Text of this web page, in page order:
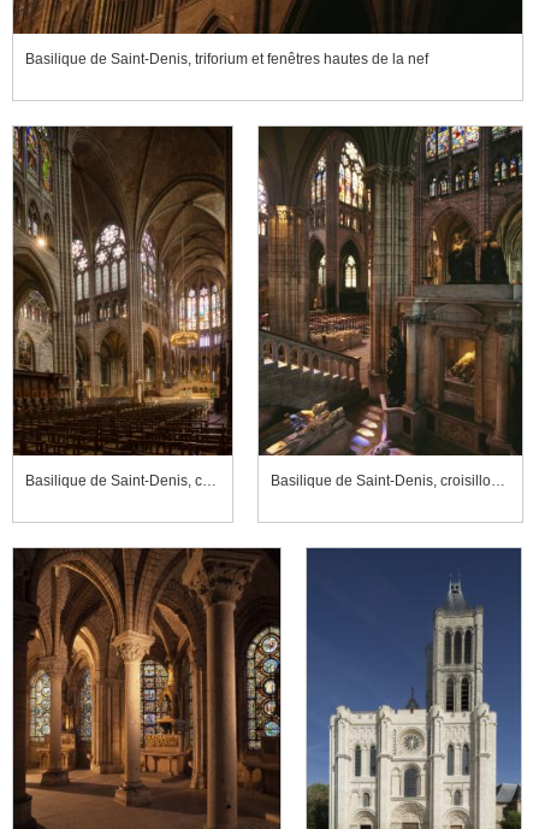
Basilique de Saint-Denis, triforium et fenêtres hautes de la nef
Basilique de Saint-Denis, ch?ur et croisillon nord Basilique de Saint-Denis, croisillon nord du transept